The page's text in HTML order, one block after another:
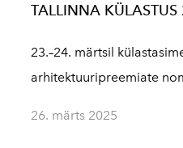
TALLINNA
23.–24. märtsil
arhitektuuripreemiate
26. märts 2025